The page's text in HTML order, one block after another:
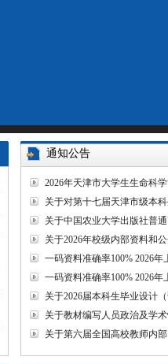
通知公告
2026年天津市大学生生命科
关于对第十七届天津市级本
关于中国农业大学出版社普
关于2026年校级内部资料和
一码资料准确率100% 2026
一码资料准确率100% 2026
关于2026届本科生毕业设计
关于教材编写人员政治及学术
关于第六届全国高校教师内